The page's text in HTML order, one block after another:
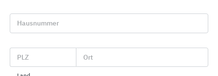
GRÖMO Dachentwässerungszubehör
GRÖMO
Hausnummer
PLZ Ort